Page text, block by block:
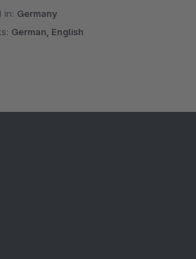
in: Germany
German, English